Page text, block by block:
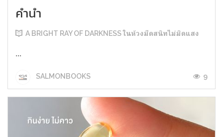
คำนำ
A BRIGHT RAY OF DARKNESS ในห้วงมืดสนิทไม่มิดแสง
...
SALMONBOOKS 9